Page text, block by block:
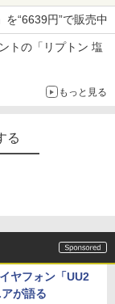
“6639円”で販売中
トの「リプトン 塩
もっと見る
る
ヤフォン「UU2
が語る